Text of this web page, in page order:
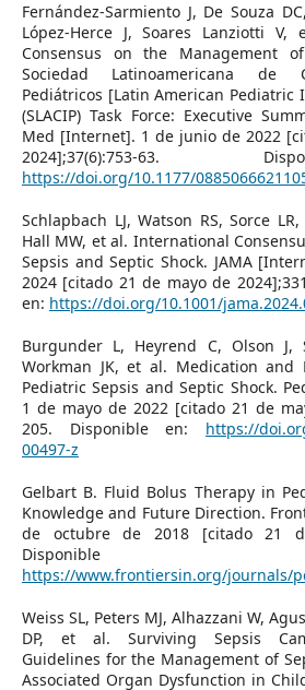
Fernández-Sarmiento J, De Souza
López-Herce J, Soares Lanziotti
Consensus on the Management
Sociedad Latinoamericana de
Pediátricos [Latin American Pediatric
(SLACIP) Task Force: Executive
Med [Internet]. 1 de junio de 2022
2024];37(6):753-63.
https://doi.org/10.1177/
Schlapbach LJ, Watson RS, Sorce
Hall MW, et al. International
Sepsis and Septic Shock. JAMA
2024 [citado 21 de mayo de
en: https://doi.org/10.1001/
Burgunder L, Heyrend C, Olson J,
Workman JK, et al. Medication and
Pediatric Sepsis and Septic Shock.
1 de mayo de 2022 [citado 21 de
205. Disponible en: https://
00497-z
Gelbart B. Fluid Bolus Therapy in
Knowledge and Future Direction.
de octubre de 2018 [citado 21
https://www.frontiersin.org/journals/
Weiss SL, Peters MJ, Alhazzani W,
DP, et al. Surviving Sepsis
Guidelines for the Management of
Associated Organ Dysfunction in